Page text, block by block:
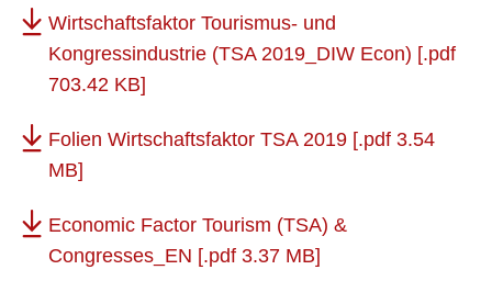
Wirtschaftsfaktor Tourismus- und
Kongressindustrie (TSA 2019_DIW Econ) [.pdf
703.42 KB]
Folien Wirtschaftsfaktor TSA 2019 [.pdf 3.54
MB]
Economic Factor Tourism (TSA) &
Congresses_EN [.pdf 3.37 MB]